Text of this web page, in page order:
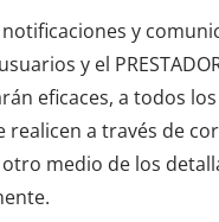
y
y el
eficaces, a todos
realicen a través de
medio de los